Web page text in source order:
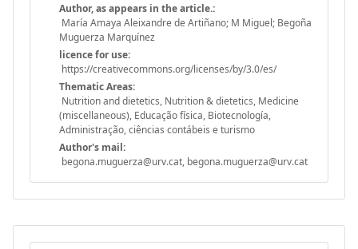
Author, as appears in the article.:
María Amaya Aleixandre de Artiñano; M Miguel; Begoña
Muguerza Marquínez
licence for use:
https://creativecommons.org/licenses/by/3.0/es/
Thematic Areas:
Nutrition and dietetics, Nutrition & dietetics, Medicine
(miscellaneous), Educação física, Biotecnología,
Administração, ciências contábeis e turismo
Author's mail:
begona.muguerza@urv.cat, begona.muguerza@urv.cat